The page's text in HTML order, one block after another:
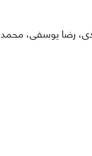
رضا یوسفی، محمد